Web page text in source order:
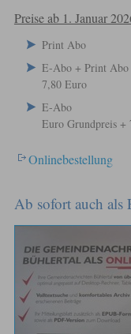
Preise ab 1. Januar
Print Abo
E-Abo + Print
7,80 Euro
E-Abo
Euro
Onlinebestellung
Ab sofort auch